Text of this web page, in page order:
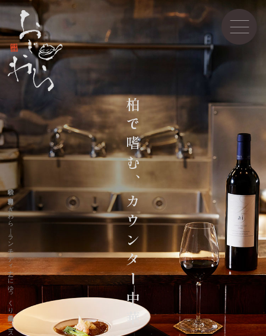
柏駅の中華料理おぎわら｜ランチ・ディナーにゆっくり最高級のコース料理 柏で嗜む、カウンター中華